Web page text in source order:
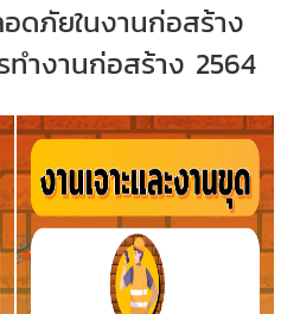
ดภัยในงานก่อสร้าง
ำงานก่อสร้าง 2564